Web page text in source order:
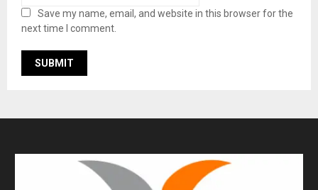
Save my name, email, and website in this browser for the
next time I comment.